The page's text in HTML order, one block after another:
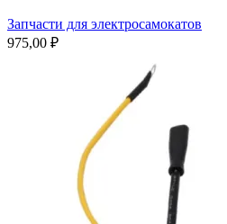
Запчасти для электросамокатов
975,00 ₽